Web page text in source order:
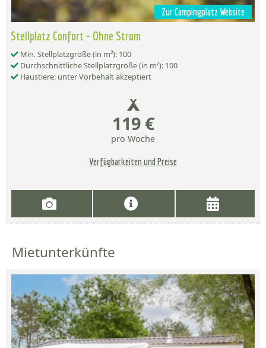
Zur Campingplatz Website
Stellplatz Confort - Ohne Strom
Min. Stellplatzgröße (in m²): 100
Durchschnittliche Stellplatzgröße (in m²): 100
Haustiere: unter Vorbehalt akzeptiert
119 €
pro Woche
Verfügbarkeiten und Preise
Mietunterkünfte